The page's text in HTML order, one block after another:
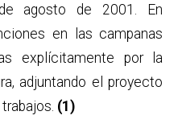
agosto de 2001. En
en las campanas
explícitamente por la
adjuntando el proyecto
(1)